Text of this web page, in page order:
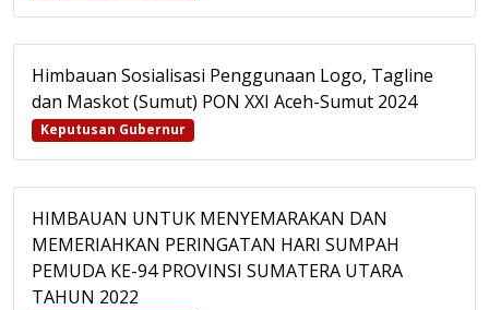
Himbauan Sosialisasi Penggunaan Logo, Tagline
dan Maskot (Sumut) PON XXI Aceh-Sumut 2024
Keputusan Gubernur
HIMBAUAN UNTUK MENYEMARAKAN DAN
MEMERIAHKAN PERINGATAN HARI SUMPAH
PEMUDA KE-94 PROVINSI SUMATERA UTARA
TAHUN 2022